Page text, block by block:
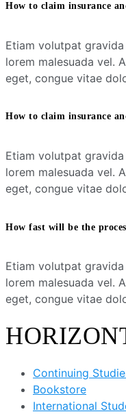
How to claim insurance
Etiam volutpat
lorem malesuada vel.
eget, congue vitae
How to claim insurance
Etiam volutpat
lorem malesuada vel.
eget, congue vitae
How fast will be the
Etiam volutpat
lorem malesuada vel.
eget, congue vitae
Continuing
Bookstore
International